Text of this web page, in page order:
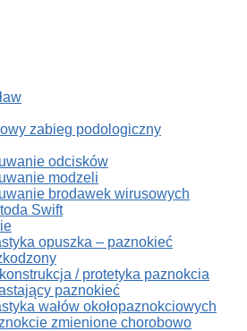
zabieg podologiczny
odcisków
modzeli
brodawek wirusowych
Swift
opuszka – paznokieć
/ protetyka paznokcia
paznokieć
wałów okołopaznokciowych
zmienione chorobowo